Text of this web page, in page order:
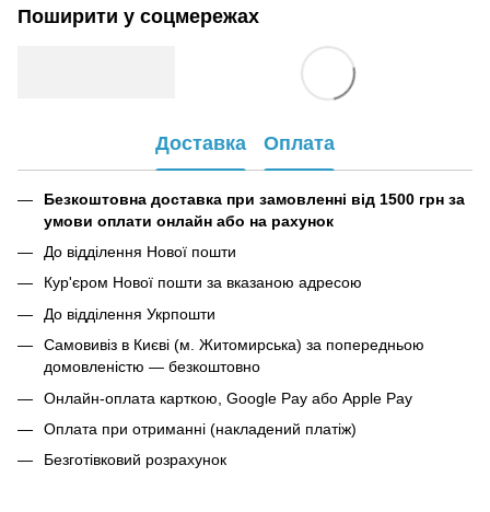
Поширити у соцмережах
Доставка Оплата
Безкоштовна доставка при замовленні від 1500 грн за
умови оплати онлайн або на рахунок
До відділення Нової пошти
Кур'єром Нової пошти за вказаною адресою
До відділення Укрпошти
Самовивіз в Києві (м. Житомирська) за попередньою
домовленістю — безкоштовно
Онлайн-оплата карткою, Google Pay або Apple Pay
Оплата при отриманні (накладений платіж)
Безготівковий розрахунок